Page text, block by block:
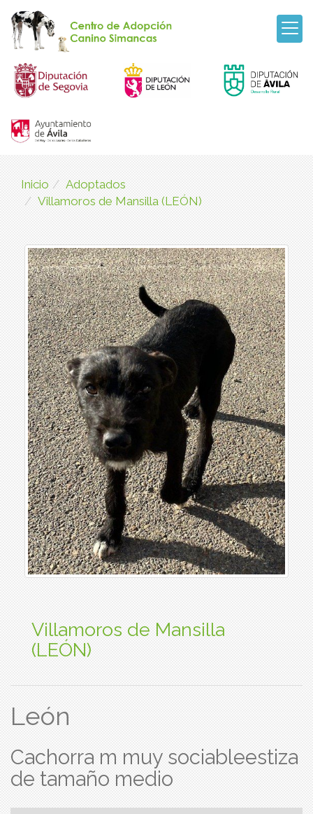
Inicio
Adoptados
Villamoros de Mansilla (LEÓN)
Villamoros de Mansilla
(LEÓN)
León
Cachorra m muy sociableestiza
de tamaño medio